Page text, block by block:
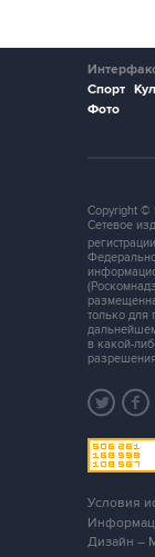
Спорт
Фото
Copyright ©
Сетевое
только для
в какой-
Условия
Дизайн –